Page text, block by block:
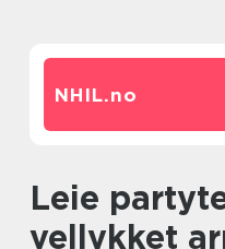
NHIL.no
Leie partytelt for et
vellykket